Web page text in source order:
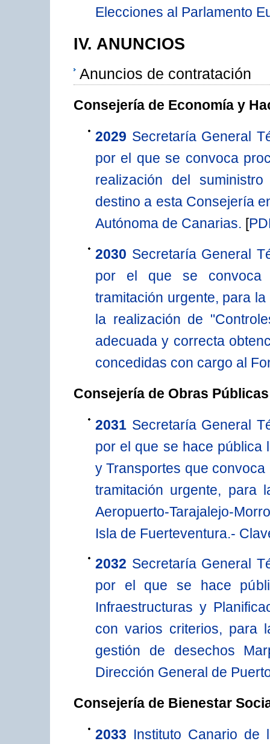
Elecciones al Parlamento
IV. ANUNCIOS
Anuncios de contratación
Consejería de Economía y
2029 Secretaría General
por el que se convoca
realización del
destino a esta Consejería
Autónoma de Canarias. [
2030 Secretaría General
por el que se convoca
tramitación urgente, para
la realización de
adecuada y correcta
concedidas con cargo al
Consejería de Obras
2031 Secretaría General
por el que se hace pública
y Transportes que
tramitación urgente, para
Aeropuerto-Tarajalejo-
Isla de Fuerteventura.-
2032 Secretaría General
por el que se hace
Infraestructuras y
con varios criterios, para
gestión de desechos
Dirección General de
Consejería de Bienestar
2033 Instituto Canario de